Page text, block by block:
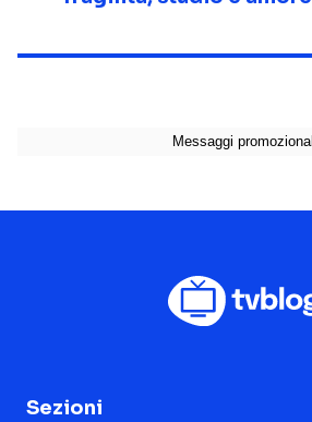
Sezioni